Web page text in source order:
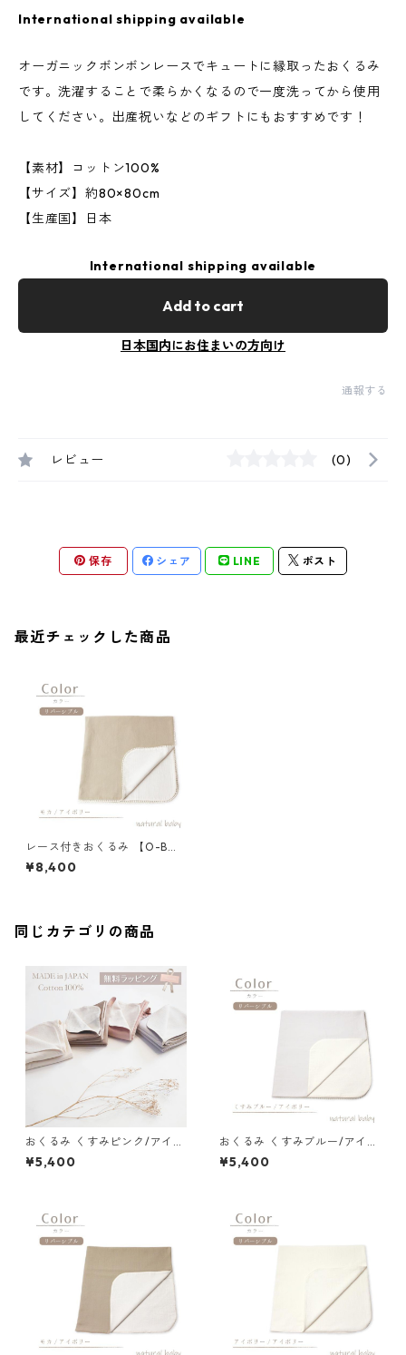
International shipping available
オーガニックボンボンレースでキュートに縁取ったおくるみ
です。洗濯することで柔らかくなるので一度洗ってから使用
してください。出産祝いなどのギフトにもおすすめです！
【素材】コットン100%
【サイズ】約80×80cm
【生産国】日本
International shipping available
Add to cart
日本国内にお住まいの方向け
通報する
レビュー (0)
保存 シェア LINE ポスト
最近チェックした商品
レース付きおくるみ 【O-B
N】モカ/アイボリー 77-72725
-1
¥8,400
同じカテゴリの商品
おくるみ くすみピンク/アイボ
リー 77-72034-1
¥5,400
おくるみ くすみブルー/アイボ
リー 77-72034-1
¥5,400